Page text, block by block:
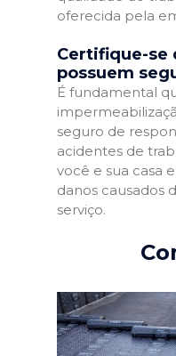
oferecida pela
Certifique-se
possuem
É fundamental
seguro de
acidentes de
você e sua casa
danos causados
serviço.